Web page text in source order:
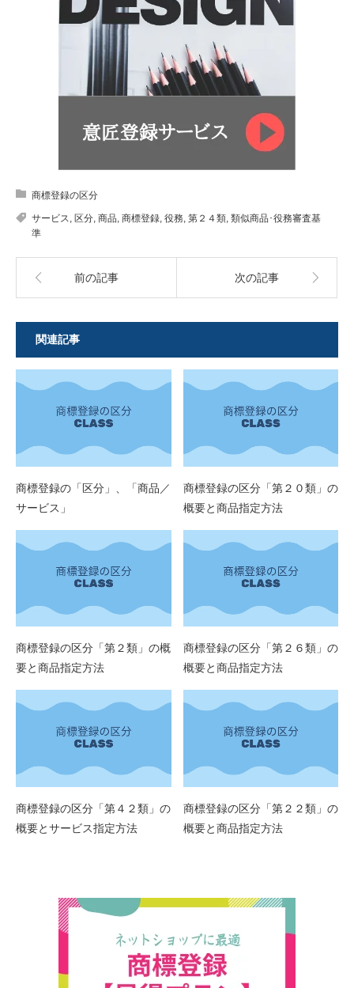
商標登録の区分
サービス 区分 商品 商標登録 役務 第２４類 類似商品･役務審査基
準
前の記事 次の記事
関連記事
商標登録の「区分」、「商品／
サービス」
商標登録の区分「第２０類」の
概要と商品指定方法
商標登録の区分「第２類」の概
要と商品指定方法
商標登録の区分「第２６類」の
概要と商品指定方法
商標登録の区分「第４２類」の
概要とサービス指定方法
商標登録の区分「第２２類」の
概要と商品指定方法